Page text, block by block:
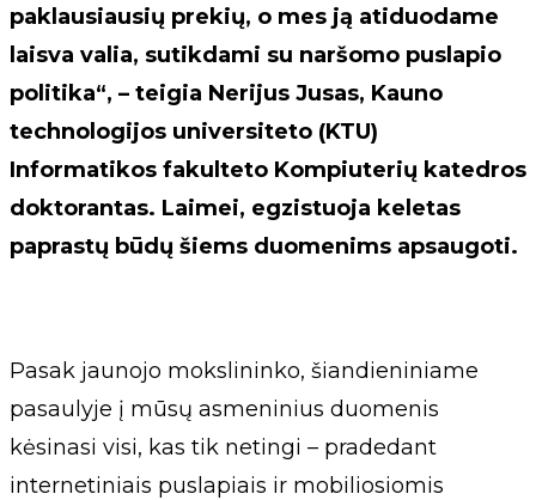
paklausiausių prekių, o mes ją atiduodame
laisva valia, sutikdami su naršomo puslapio
politika“, – teigia Nerijus Jusas, Kauno
technologijos universiteto (KTU)
Informatikos fakulteto Kompiuterių katedros
doktorantas. Laimei, egzistuoja keletas
paprastų būdų šiems duomenims apsaugoti.
Pasak jaunojo mokslininko, šiandieniniame
pasaulyje į mūsų asmeninius duomenis
kėsinasi visi, kas tik netingi – pradedant
internetiniais puslapiais ir mobiliosiomis